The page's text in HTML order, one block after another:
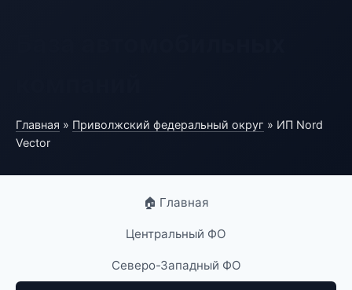
Главная » Приволжский федеральный округ » ИП Nord
Vector
🏠 Главная
Центральный ФО
Северо-Западный ФО